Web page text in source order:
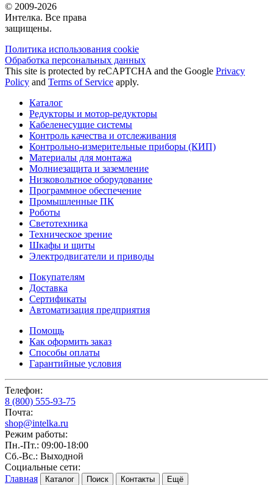
© 2009-2026
Интелка. Все права
защищены.
Политика использования сookie
Обработка персональных данных
This site is protected by reCAPTCHA and the Google Privacy
Policy and Terms of Service apply.
Каталог
Редукторы и мотор-редукторы
Кабеленесущие системы
Контроль качества и отслеживания
Контрольно-измерительные приборы (КИП)
Материалы для монтажа
Молниезащита и заземление
Низковольтное оборудование
Программное обеспечение
Промышленные ПК
Роботы
Светотехника
Техническое зрение
Шкафы и щиты
Электродвигатели и приводы
Покупателям
Доставка
Сертификаты
Автоматизация предприятия
Помощь
Как оформить заказ
Способы оплаты
Гарантийные условия
Телефон:
8 (800) 555-93-75
Почта:
shop@intelka.ru
Режим работы:
Пн.-Пт.: 09:00-18:00
Сб.-Вс.: Выходной
Социальные сети:
Главная
Каталог Поиск Контакты Ещё